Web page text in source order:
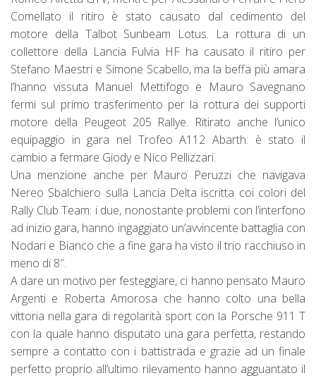
Comellato il ritiro è stato causato dal cedimento del
motore della Talbot Sunbeam Lotus. La rottura di un
collettore della Lancia Fulvia HF ha causato il ritiro per
Stefano Maestri e Simone Scabello, ma la beffa più amara
l’hanno vissuta Manuel Mettifogo e Mauro Savegnano
fermi sul primo trasferimento per la rottura dei supporti
motore della Peugeot 205 Rallye. Ritirato anche l’unico
equipaggio in gara nel Trofeo A112 Abarth: è stato il
cambio a fermare Giody e Nico Pellizzari.
Una menzione anche per Mauro Peruzzi che navigava
Nereo Sbalchiero sulla Lancia Delta iscritta coi colori del
Rally Club Team: i due, nonostante problemi con l’interfono
ad inizio gara, hanno ingaggiato un’avvincente battaglia con
Nodari e Bianco che a fine gara ha visto il trio racchiuso in
meno di 8″.
A dare un motivo per festeggiare, ci hanno pensato Mauro
Argenti e Roberta Amorosa che hanno colto una bella
vittoria nella gara di regolarità sport con la Porsche 911 T
con la quale hanno disputato una gara perfetta, restando
sempre a contatto con i battistrada e grazie ad un finale
perfetto proprio all’ultimo rilevamento hanno agguantato il